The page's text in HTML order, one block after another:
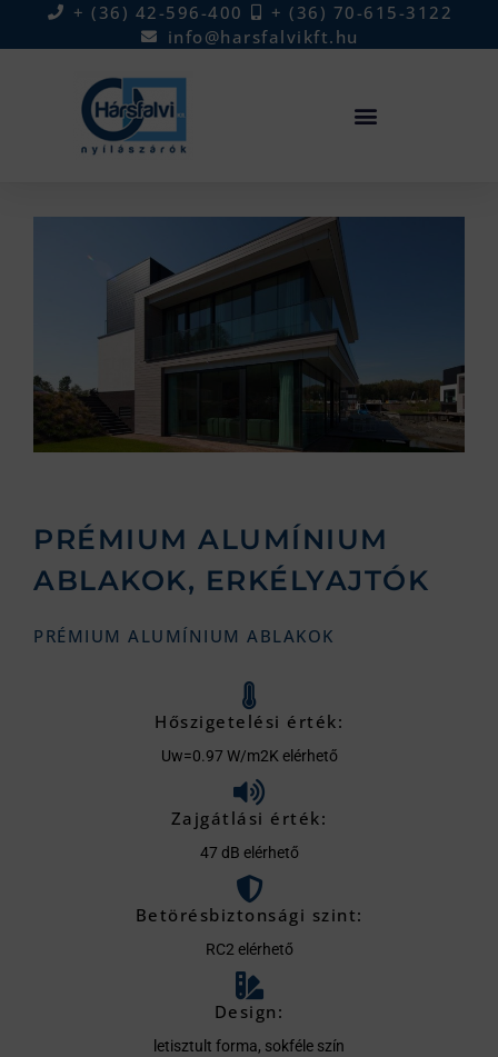
+ (36) 42-596-400
+ (36) 70-615-3122
info@harsfalvikft.hu
PRÉMIUM ALUMÍNIUM
ABLAKOK, ERKÉLYAJTÓK
PRÉMIUM ALUMÍNIUM ABLAKOK
Hőszigetelési érték:
Uw=0.97 W/m2K elérhető
Zajgátlási érték:
47 dB elérhető
Betörésbiztonsági szint:
RC2 elérhető
Design:
letisztult forma, sokféle szín